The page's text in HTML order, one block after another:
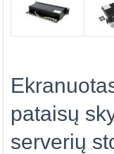
pataisų
serverių